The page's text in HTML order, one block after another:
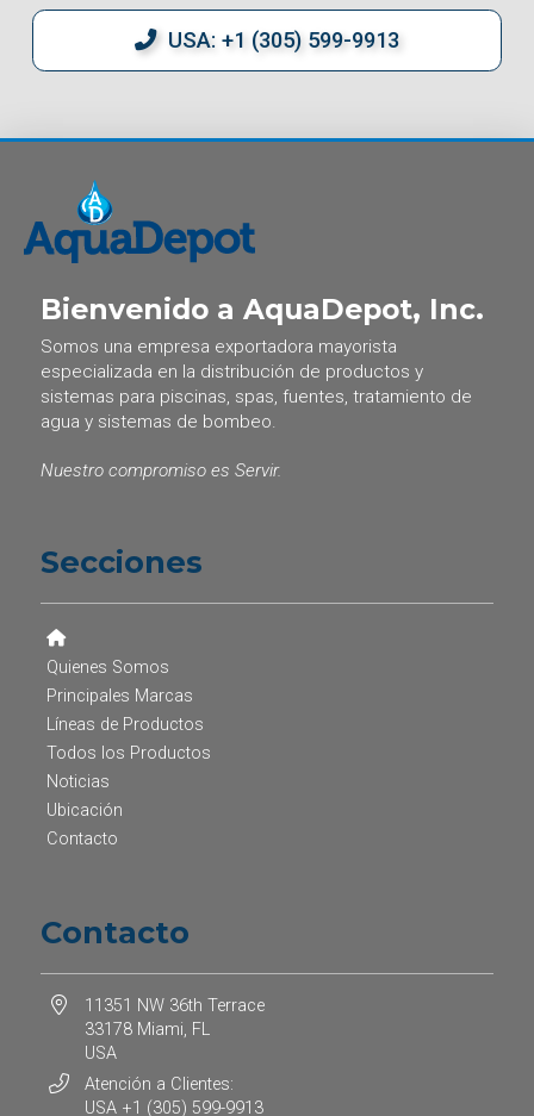
USA: +1 (305) 599-9913
Bienvenido a AquaDepot, Inc.
Somos una empresa exportadora mayorista
especializada en la distribución de productos y
sistemas para piscinas, spas, fuentes, tratamiento de
agua y sistemas de bombeo.
Nuestro compromiso es Servir.
Secciones
Quienes Somos
Principales Marcas
Líneas de Productos
Todos los Productos
Noticias
Ubicación
Contacto
Contacto
11351 NW 36th Terrace
33178 Miami, FL
USA
Atención a Clientes:
USA +1 (305) 599-9913